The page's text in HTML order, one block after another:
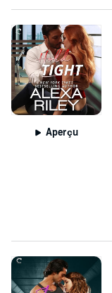
Aperçu